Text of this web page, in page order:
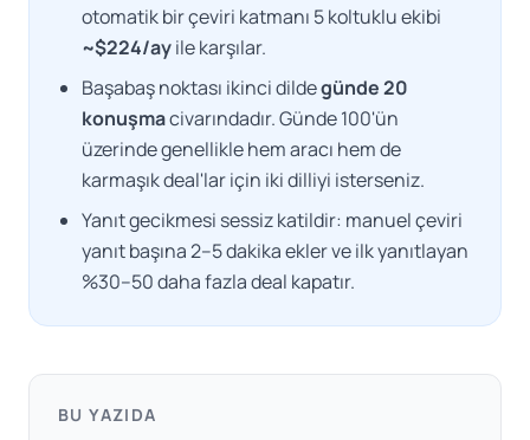
otomatik bir çeviri katmanı 5 koltuklu ekibi
~$224/ayile karşılar.
Başabaş noktası ikinci dildegünde 20
konuşmacivarındadır. Günde 100'ün
üzerinde genellikle hem aracı hem de
karmaşık deal'lar için iki dilliyi isterseniz.
Yanıt gecikmesi sessiz katildir: manuel çeviri
yanıt başına 2–5 dakika ekler veilk yanıtlayan
%30–50 daha fazla deal kapatır.
BU YAZIDA